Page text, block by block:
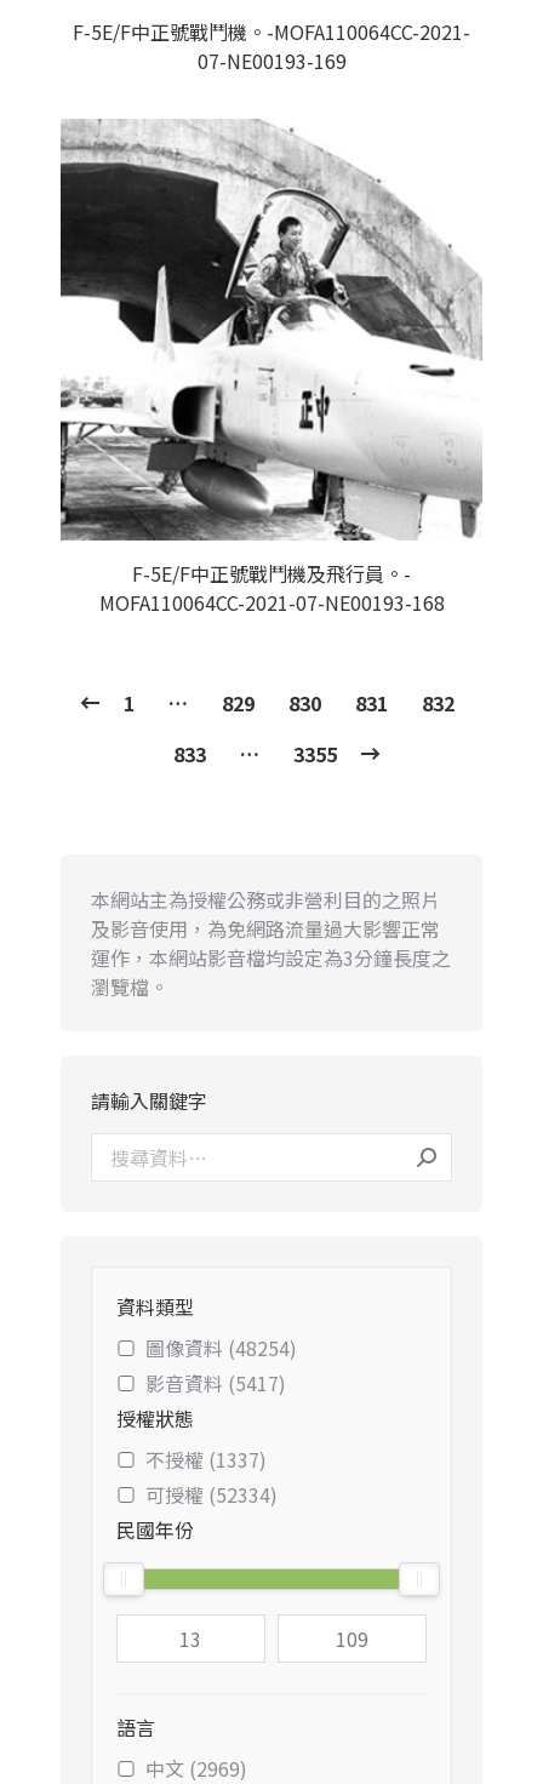
F-5E/F中正號戰鬥機。-MOFA110064CC-2021-
07-NE00193-169
F-5E/F中正號戰鬥機及飛行員。-
MOFA110064CC-2021-07-NE00193-168
1 … 829 830 831
832
833
… 3355
本網站主為授權公務或非營利目的之照片
及影音使用，為免網路流量過大影響正常
運作，本網站影音檔均設定為3分鐘長度之
瀏覽檔。
請輸入關鍵字
資料類型
圖像資料 (48254)
影音資料 (5417)
授權狀態
不授權 (1337)
可授權 (52334)
民國年份
語言
中文 (2969)